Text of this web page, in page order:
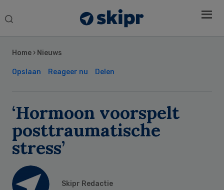
Search
Home › Nieuws
Opslaan Reageer nu Delen
‘Hormoon voorspelt
posttraumatische
stress’
Skipr Redactie
Sidebar